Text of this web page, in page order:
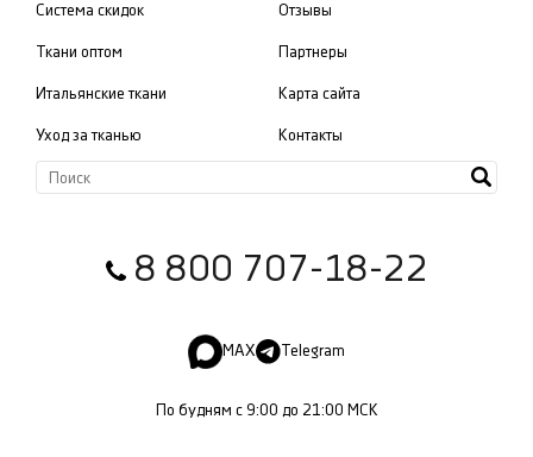
Система скидок
Ткани оптом
Итальянские ткани
Уход за тканью
Отзывы
Партнеры
Карта сайта
Контакты
8 800 707-18-22
MAX Telegram
По будням с 9:00 до 21:00 МСК